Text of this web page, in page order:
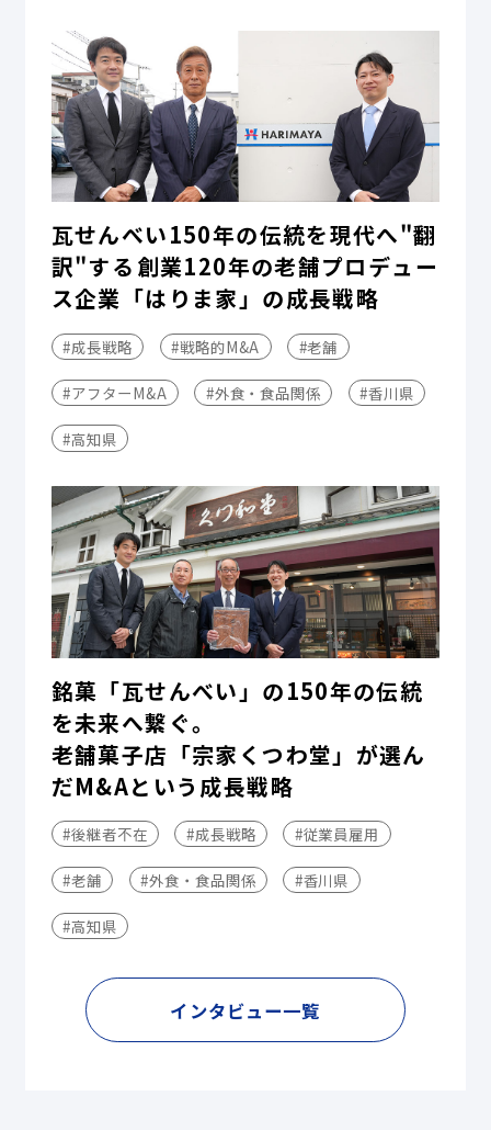
瓦せんべい150年の伝統を現代へ"翻
訳"する――創業120年の老舗プロデュー
ス企業「はりま家」の成長戦略
#成長戦略 #戦略的M&A #老舗
#アフターM&A #外食・食品関係 #香川県
#高知県
銘菓「瓦せんべい」の150年の伝統
を未来へ繋ぐ。
老舗菓子店「宗家くつわ堂」が選ん
だM&Aという成長戦略
#後継者不在 #成長戦略 #従業員雇用
#老舗 #外食・食品関係 #香川県
#高知県
インタビュー一覧